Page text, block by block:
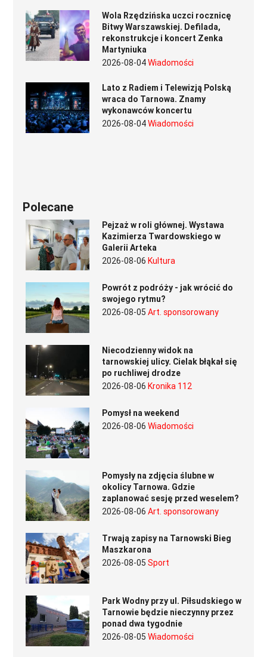
Wola Rzędzińska uczci rocznicę
Bitwy Warszawskiej. Defilada,
rekonstrukcje i koncert Zenka
Martyniuka
2026-08-04Wiadomości
Lato z Radiem i Telewizją Polską
wraca do Tarnowa. Znamy
wykonawców koncertu
2026-08-04Wiadomości
Polecane
Pejzaż w roli głównej. Wystawa
Kazimierza Twardowskiego w
Galerii Arteka
2026-08-06 Kultura
Powrót z podróży - jak wrócić do
swojego rytmu?
2026-08-05 Art. sponsorowany
Niecodzienny widok na
tarnowskiej ulicy. Cielak błąkał się
po ruchliwej drodze
2026-08-06 Kronika 112
Pomysł na weekend
2026-08-06 Wiadomości
Pomysły na zdjęcia ślubne w
okolicy Tarnowa. Gdzie
zaplanować sesję przed weselem?
2026-08-06 Art. sponsorowany
Trwają zapisy na Tarnowski Bieg
Maszkarona
2026-08-05 Sport
Park Wodny przy ul. Piłsudskiego w
Tarnowie będzie nieczynny przez
ponad dwa tygodnie
2026-08-05 Wiadomości